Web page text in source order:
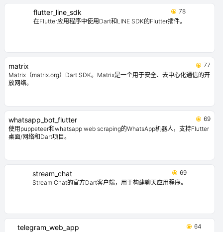
flutter_line_sdk
78
在Flutter应用程序中使用Dart和LINE SDK的Flutter插件。
matrix
77
Matrix（matrix.org）Dart SDK。Matrix是一个用于安全、去中心化通信的开
放网络。
whatsapp_bot_flutter
69
使用puppeteer和whatsapp web scraping的WhatsApp机器人，支持Flutter
桌面/网络和Dart项目。
stream_chat
69
Stream Chat的官方Dart客户端，用于构建聊天应用程序。
telegram_web_app
64